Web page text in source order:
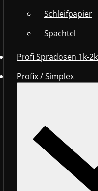
Schleifpapier
Spachtel
Profi Spradosen 1k-2k
Profix / Simplex